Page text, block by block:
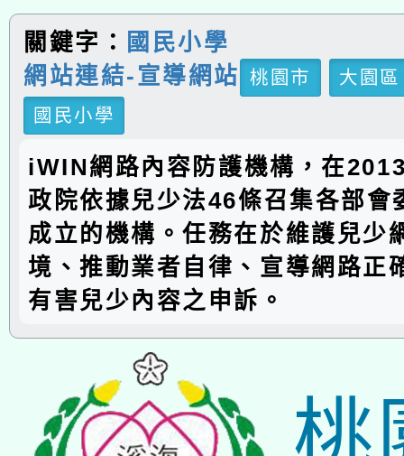
關鍵字：
國民小學
網站連結-宣導網站
桃園市
大園區
國民小學
iWIN網路內容防護機構，在
政院依據兒少法46條召集各部會
成立的機構。任務在於維護兒少
境、推動業者自律、宣導網路正
有害兒少內容之申訴。
桃